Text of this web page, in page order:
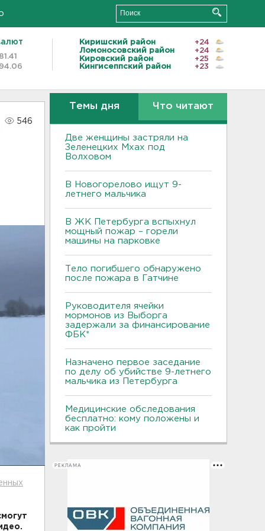
Киришский район
+24
Ломоносовский район
+24
Кировский район
+25
Кингисеппский район
+23
546
Темы дня Что читают
Две женщины застряли на
Зеленецких Мхах под
Волховом
В Новогорелово ищут 9-
летнего мальчика
В ЖК Петербурга вспыхнул
мощный пожар – горели
машины на парковке
Тело погибшего обнаружено
после пожара в Гатчине
Руководителя ячейки
мормонов из Выборга
задержали за финансирование
ФБК*
Назначено первое заседание
по делу об убийстве 9-летнего
мальчика из Петербурга
Медицинские обследования
бесплатно: кому положены и
как пройти
РЕКЛАМА